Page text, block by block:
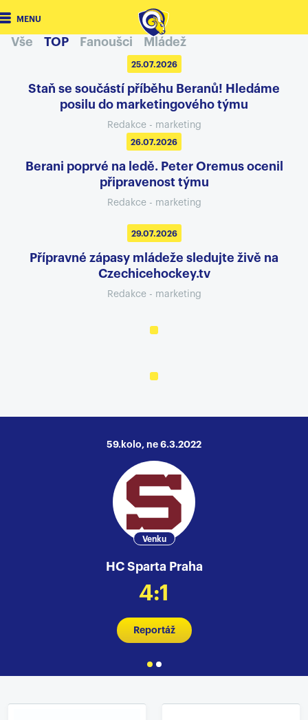
MENU
Vše TOP Fanoušci Mládež
25.07.2026
Staň se součástí příběhu Beranů! Hledáme
posilu do marketingového týmu
Redakce - marketing
26.07.2026
Berani poprvé na ledě. Peter Oremus ocenil
připravenost týmu
Redakce - marketing
29.07.2026
Přípravné zápasy mládeže sledujte živě na
Czechicehockey.tv
Redakce - marketing
59.kolo, ne 6.3.2022
Venku
HC Sparta Praha
4:1
Reportáž